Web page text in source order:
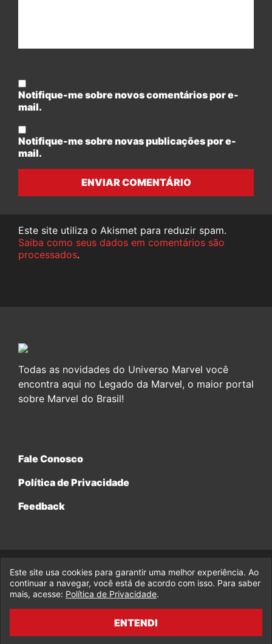
Notifique-me sobre novos comentários por e-
mail.
Notifique-me sobre novas publicações por e-
mail.
ENVIAR COMENTÁRIO
Este site utiliza o Akismet para reduzir spam.
Saiba como seus dados em comentários são
processados.
Todas as novidades do Universo Marvel você
encontra aqui no Legado da Marvel, o maior portal
sobre Marvel do Brasil!
Fale Conosco
Política de Privacidade
Feedback
© 2017-2026 Legado da Marvel, uma empresa da Legado
Enterprises.
fabiolobo
Este site usa cookies para garantir uma melhor experiência. Ao
continuar a navegar, você está de acordo com isso. Para saber
mais, acesse: Política de Privacidade.
ENTENDI